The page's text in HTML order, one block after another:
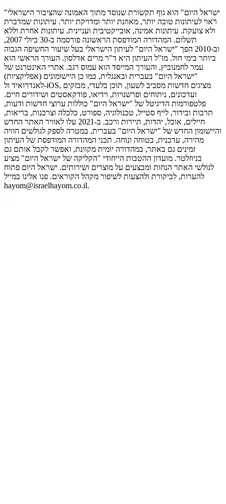
"ישראל היום" הוא גוף תקשורת שנוסד מתוך האמונה שהציבור הישראלי
ראוי לעיתונות טובה יותר, מאוזנת יותר ומדויקת יותר. עיתונות שמדברת
ולא צועקת. עיתונות אמינה, אובייקטיבית ועניינית. עיתונות אחרת וללא
תשלום. המהדורה המודפסת הראשונה פורסמה ב-30 ביולי 2007,
וב-2010 הפך "ישראל היום" לעיתון הישראלי בעל שיעור החשיפה הגבוה
ביותר בימי חול. מו"ל העיתון היא ד"ר מרים אדלסון. העורך הראשי הוא
עמר לחמנוביץ, והעורך המייסד הוא עמוס רגב. אתרי האינטרנט של
"ישראל היום" בעברית ובאנגלית, כמו כן היישומונים (אפליקציות)
לאנדרואיד ול-iOS, מציגים חדשות מסביב לשעון, תוכן בלעדי, מבזקים
ועדכונים, ניתוחים ופרשנויות, וידיאו, פודקאסטים ושידורים חיים.
פלטפורמות הדיגיטל של "ישראל היום" כוללות ערוצי חדשות ודעות,
תרבות ובידור, לייף סטייל, טכנולוגיה, ספורט, כלכלה וצרכנות, בריאות,
חיילים, אוכל, יהדות, תיירות ורכב. ב-2021 עלו לאוויר האתר החדש
והיישומון החדש של "ישראל היום" בעברית, במטרה לספק לגולשים חוויה
מהירה, עדכנית, בטוחה ונוחה. תכני המהדורה המודפסת של העיתון
זמינים גם באתר, במהדורה יומית מקוונת, ואפשר לקבל אותם גם
בניוזלטר. מועדון ההטבות הייחודי "הקליקה של ישראל היום" מציע
לגולשי האתר הנחות ומבצעים על מוצרים ושירותים. ישראל היום פתוח
להערות, לביקורת ולהצעות לשיפור מקהל הקוראים. פנו אלינו במייל
hayom@israelhayom.co.il.